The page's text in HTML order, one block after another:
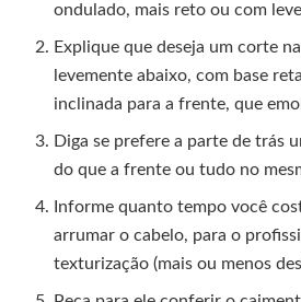
ondulado, mais reto ou com
Explique que deseja um corte
levemente abaixo, com base
inclinada para a frente, que
Diga se prefere a parte de trás
do que a frente ou tudo no
Informe quanto tempo você
arrumar o cabelo, para o
texturização (mais ou menos